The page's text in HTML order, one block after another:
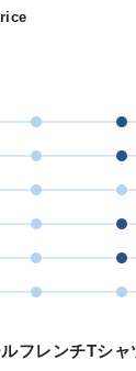
フレンチTシャ